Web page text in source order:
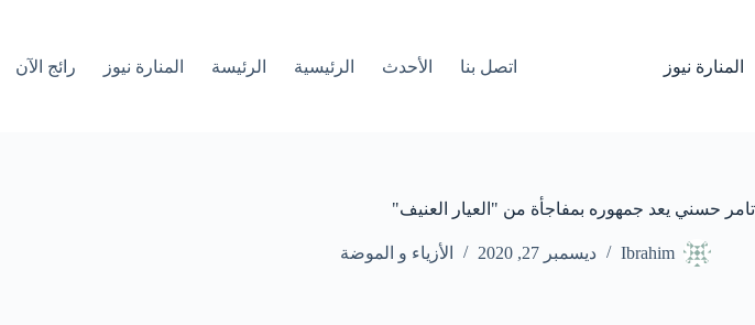
المنارة نيوز اتصل بنا الأحدث الرئيسية الرئیسة المنارة نيوز رائج الآن
تامر حسني يعد جمهوره بمفاجأة من "العيار العنيف"
Ibrahim ديسمبر 27, 2020 الأزياء و الموضة